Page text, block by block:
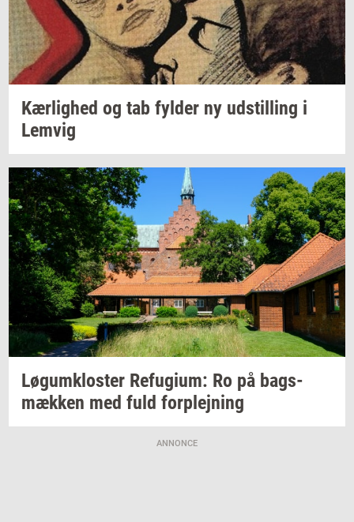
Kær­lig­hed og tab fyl­der ny ud­stil­ling i
Lemvig
Løgum­klo­ster Re­fu­gi­um: Ro på bags­
mæk­ken med fuld for­plej­ning
ANNONCE